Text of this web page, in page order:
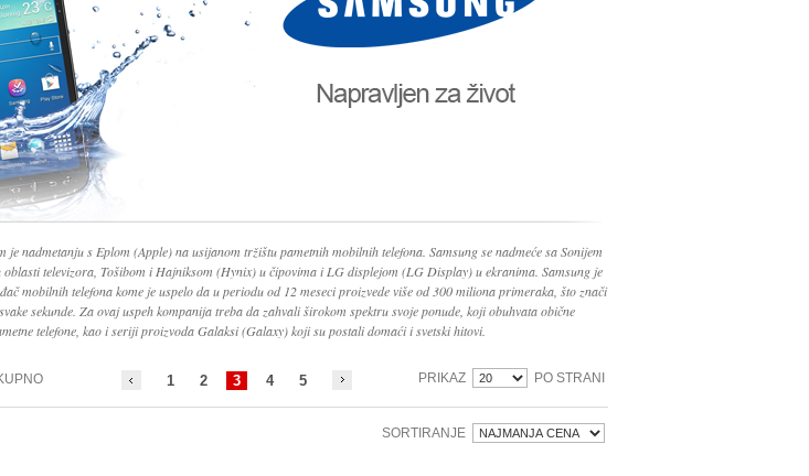
nadmetanju s Eplom (Apple) na usijanom tržištu pametnih mobilnih telefona. Samsung se nadmeće sa Sonijem
televizora, Tošibom i Hajniksom (Hynix) u čipovima i LG displejom (LG Display) u ekranima. Samsung je
mobilnih telefona kome je uspelo da u periodu od 12 meseci proizvede više od 300 miliona primeraka, što znači
sekunde. Za ovaj uspeh kompanija treba da zahvali širokom spektru svoje ponude, koji obuhvata obične
telefone, kao i seriji proizvoda Galaksi (Galaxy) koji su postali domaći i svetski hitovi.
1 2 3 4 5 PRIKAZ PO STRANI
SORTIRANJE